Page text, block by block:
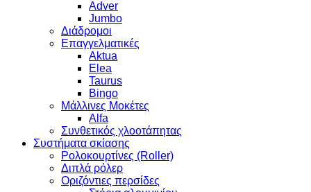
Adver
Jumbo
Διάδρομοι
Επαγγελματικές
Aktua
Elea
Taurus
Bingo
Μάλλινες Μοκέτες
Alfa
Συνθετικός χλοοτάπητας
Συστήματα σκίασης
Ρολοκουρτίνες (Roller)
Διπλά ρόλερ
Οριζόντιες περσίδες